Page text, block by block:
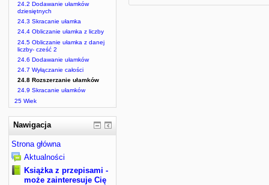
24.2 Dodawanie ułamków
dziesiętnych
24.3 Skracanie ułamka
24.4 Obliczanie ułamka z liczby
24.5 Obliczanie ułamka z danej
liczby- cześć 2
24.6 Dodawanie ułamków
24.7 Wyłączanie całości
24.8 Rozszerzanie ułamków
24.9 Skracanie ułamków
25 Wiek
Nawigacja
Strona główna
Aktualności
Książka z przepisami -
może zainteresuje Cię